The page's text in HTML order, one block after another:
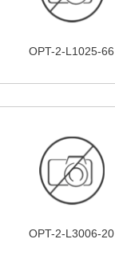
OPT-2-L1025-66
OPT-2-L3006-20